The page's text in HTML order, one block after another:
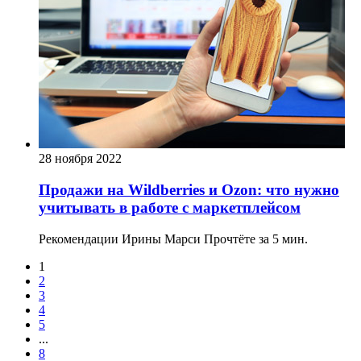
28 ноября 2022
Продажи на Wildberries и Ozon: что нужно
учитывать в работе с маркетплейсом
Рекомендации Ирины Марси Прочтёте за 5 мин.
1
2
3
4
5
...
8